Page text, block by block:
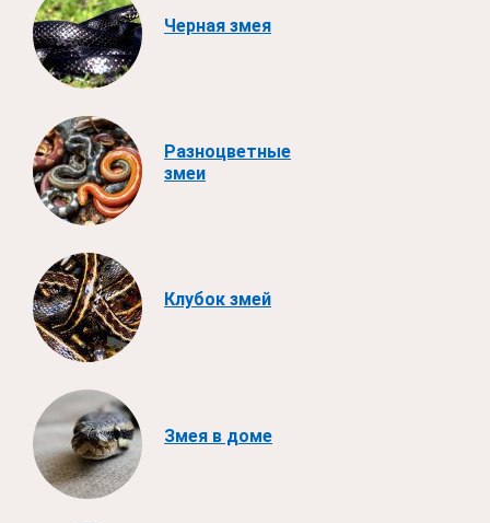
Черная змея
Разноцветные
змеи
Клубок змей
Змея в доме